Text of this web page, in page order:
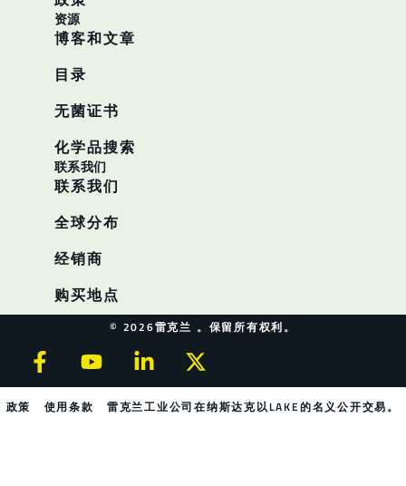
资源
博客和文章
目录
无菌证书
化学品搜索
联系我们
联系我们
全球分布
经销商
购买地点
© 2026雷克兰 。保留所有权利。
政策 使用条款 雷克兰工业公司在纳斯达克以LAKE的名义公开交易。